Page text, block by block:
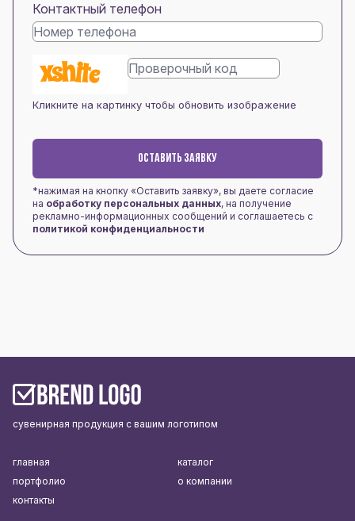
Контактный телефон
Кликните на картинку чтобы обновить изображение
ОСТАВИТЬ ЗАЯВКУ
*нажимая на кнопку «Оставить заявку», вы даете согласие
на обработку персональных данных, на получение
рекламно-информационных сообщений и соглашаетесь с
политикой конфиденциальности
сувенирная продукция с вашим логотипом
главная
каталог
портфолио
о компании
контакты